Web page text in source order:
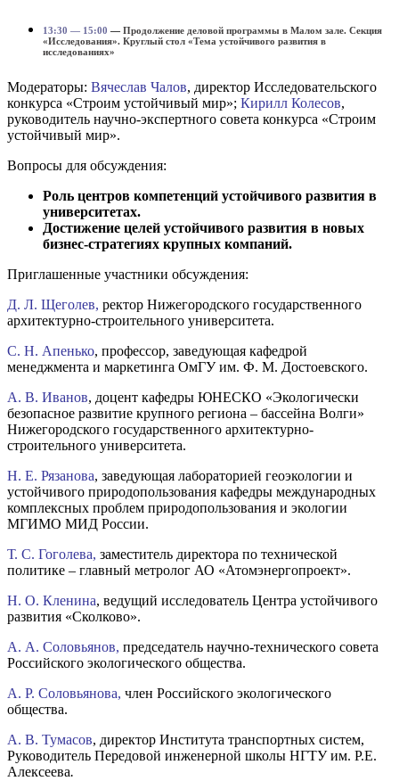
13:30 — 15:00 — Продолжение деловой программы в Малом зале. Секция
«Исследования». Круглый стол «Тема устойчивого развития в
исследованиях»
Модераторы: Вячеслав Чалов, директор Исследовательского
конкурса «Строим устойчивый мир»; Кирилл Колесов,
руководитель научно-экспертного совета конкурса «Строим
устойчивый мир».
Вопросы для обсуждения:
Роль центров компетенций устойчивого развития в
университетах.
Достижение целей устойчивого развития в новых
бизнес-стратегиях крупных компаний.
Приглашенные участники обсуждения:
Д. Л. Щеголев, ректор Нижегородского государственного
архитектурно-строительного университета.
С. Н. Апенько, профессор, заведующая кафедрой
менеджмента и маркетинга ОмГУ им. Ф. М. Достоевского.
А. В. Иванов, доцент кафедры ЮНЕСКО «Экологически
безопасное развитие крупного региона – бассейна Волги»
Нижегородского государственного архитектурно-
строительного университета.
Н. Е. Рязанова, заведующая лабораторией геоэкологии и
устойчивого природопользования кафедры международных
комплексных проблем природопользования и экологии
МГИМО МИД России.
Т. С. Гоголева, заместитель директора по технической
политике – главный метролог АО «Атомэнергопроект».
Н. О. Кленина, ведущий исследователь Центра устойчивого
развития «Сколково».
А. А. Соловьянов, председатель научно-технического совета
Российского экологического общества.
А. Р. Соловьянова, член Российского экологического
общества.
А. В. Тумасов, директор Института транспортных систем,
Руководитель Передовой инженерной школы НГТУ им. Р.Е.
Алексеева.